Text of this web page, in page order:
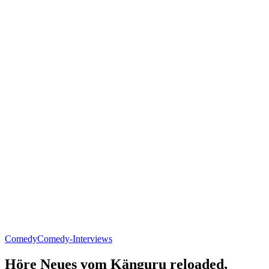
ComedyComedy-Interviews
Höre Neues vom Känguru reloaded,